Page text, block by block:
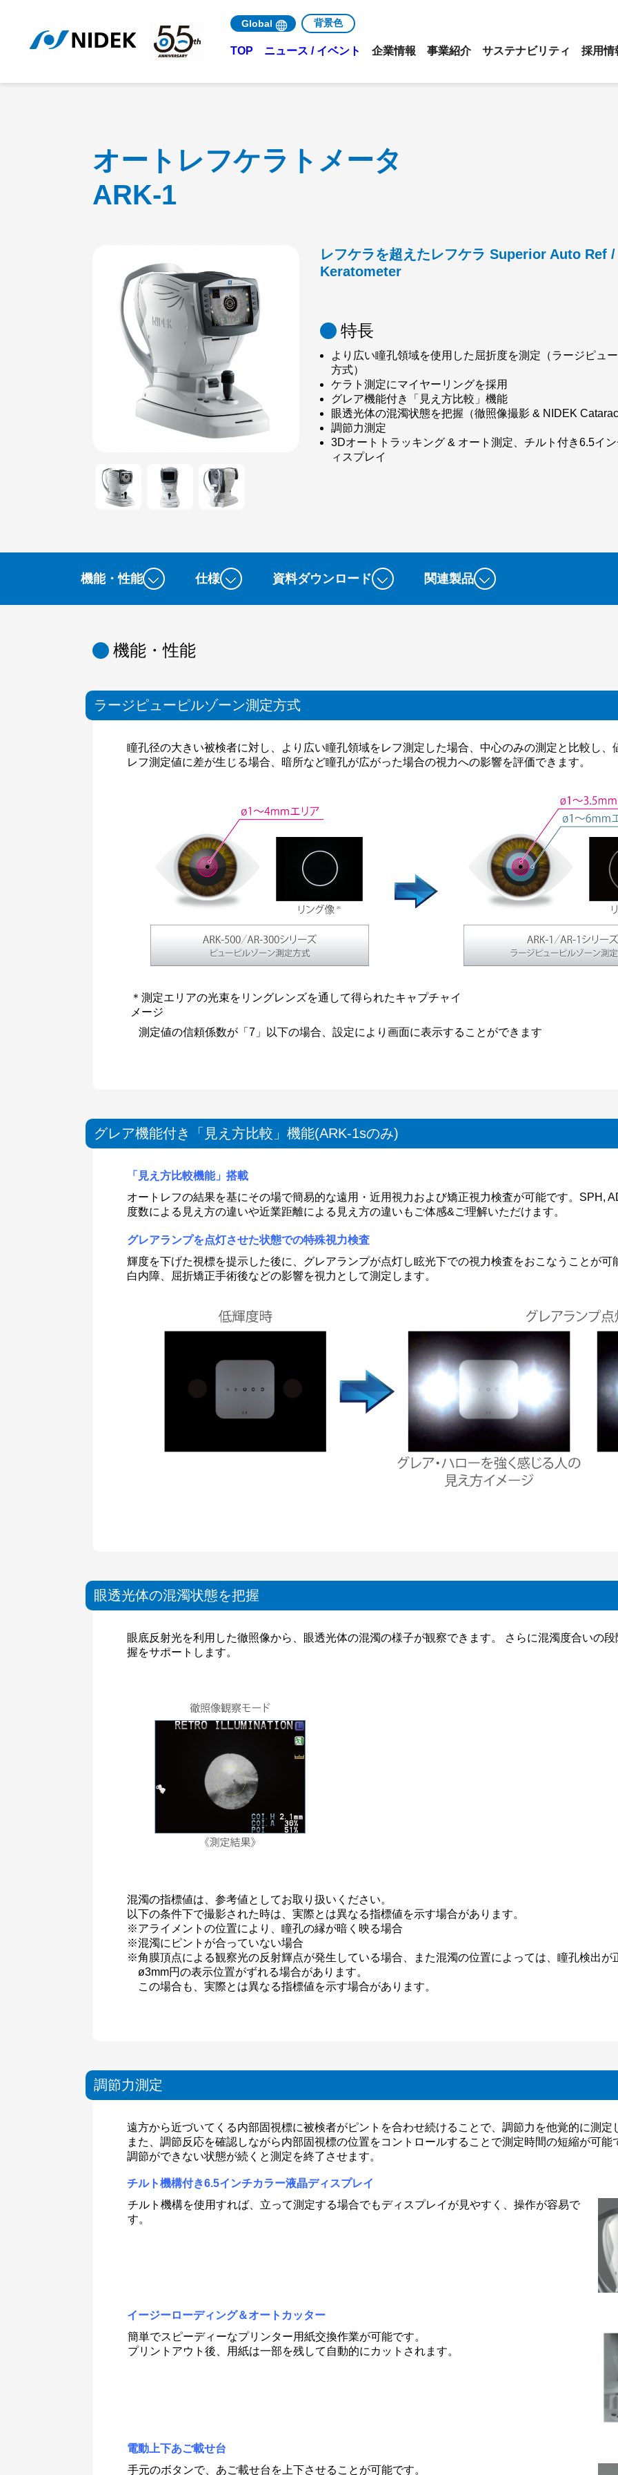
Global 背景色
TOP ニュース / イベント 企業情報 事業紹介 サステナビリティ 採用情
オートレフケラトメータ
ARK-1
レフケラを超えたレフケラ Superior Auto Ref /
Keratometer
特長
より広い瞳孔領域を使用した屈折度を測定（ラージピュ
方式）
ケラト測定にマイヤーリングを採用
グレア機能付き「見え方比較」機能
眼透光体の混濁状態を把握（徹照像撮影 & NIDEK
調節力測定
3Dオートトラッキング & オート測定、チルト付き6.5イ
ィスプレイ
機能・性能 仕様 資料ダウンロード 関連製品
機能・性能
ラージピューピルゾーン測定方式
瞳孔径の大きい被検者に対し、より広い瞳孔領域をレフ測定した場合、中心のみの測定と比較し
レフ測定値に差が生じる場合、暗所など瞳孔が広がった場合の視力への影響を評価できます。
＊測定エリアの光束をリングレンズを通して得られたキャプチャイ
メージ
測定値の信頼係数が「7」以下の場合、設定により画面に表示することができます
グレア機能付き「見え方比較」機能(ARK-1sのみ)
「見え方比較機能」搭載
オートレフの結果を基にその場で簡易的な遠用・近用視力および矯正視力検査が可能です。SPH,
度数による見え方の違いや近業距離による見え方の違いもご体感&ご理解いただけます。
グレアランプを点灯させた状態での特殊視力検査
輝度を下げた視標を提示した後に、グレアランプが点灯し眩光下での視力検査をおこなうことが可
白内障、屈折矯正手術後などの影響を視力として測定します。
眼透光体の混濁状態を把握
眼底反射光を利用した徹照像から、眼透光体の混濁の様子が観察できます。 さらに混濁度合いの
握をサポートします。
混濁の指標値は、参考値としてお取り扱いください。
以下の条件下で撮影された時は、実際とは異なる指標値を示す場合があります。
※アライメントの位置により、瞳孔の縁が暗く映る場合
※混濁にピントが合っていない場合
※角膜頂点による観察光の反射輝点が発生している場合、また混濁の位置によっては、瞳孔検出が
ø3mm円の表示位置がずれる場合があります。
この場合も、実際とは異なる指標値を示す場合があります。
調節力測定
遠方から近づいてくる内部固視標に被検者がピントを合わせ続けることで、調節力を他覚的に測定
また、調節反応を確認しながら内部固視標の位置をコントロールすることで測定時間の短縮が可能
調節ができない状態が続くと測定を終了させます。
チルト機構付き6.5インチカラー液晶ディスプレイ
チルト機構を使用すれば、立って測定する場合でもディスプレイが見やすく、操作が容易で
す。
イージーローディング＆オートカッター
簡単でスピーディーなプリンター用紙交換作業が可能です。
プリントアウト後、用紙は一部を残して自動的にカットされます。
電動上下あご載せ台
手元のボタンで、あご載せ台を上下させることが可能です。